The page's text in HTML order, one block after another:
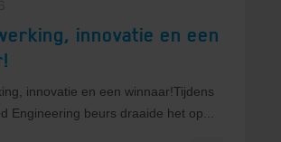
innovatie en een
innovatie en een winnaar!Tijdens
Engineering beurs draaide het op...